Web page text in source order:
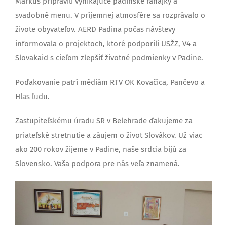
svadobné menu. V príjemnej atmosfére sa rozprávalo o
živote obyvateľov. AERD Padina počas návštevy
informovala o projektoch, ktoré podporili USŽZ, V4 a
Slovakaid s cieľom zlepšiť životné podmienky v Padine.
Poďakovanie patrí médiám RTV OK Kovačica, Pančevo a
Hlas ľudu.
Zastupiteľskému úradu SR v Belehrade ďakujeme za
priateľské stretnutie a záujem o život Slovákov. Už viac
ako 200 rokov žijeme v Padine, naše srdcia bijú za
Slovensko. Vaša podpora pre nás veľa znamená.